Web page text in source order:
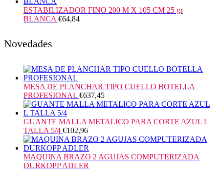
ESTABILIZADOR FINO 200 M X 105 CM 25 gr
BLANCA €64,84
Novedades
MESA DE PLANCHAR TIPO CUELLO BOTELLA
PROFESIONAL €637,45
GUANTE MALLA METALICO PARA CORTE AZUL L
TALLA 5/4 €102,96
MAQUINA BRAZO 2 AGUJAS COMPUTERIZADA
DURKOPP ADLER